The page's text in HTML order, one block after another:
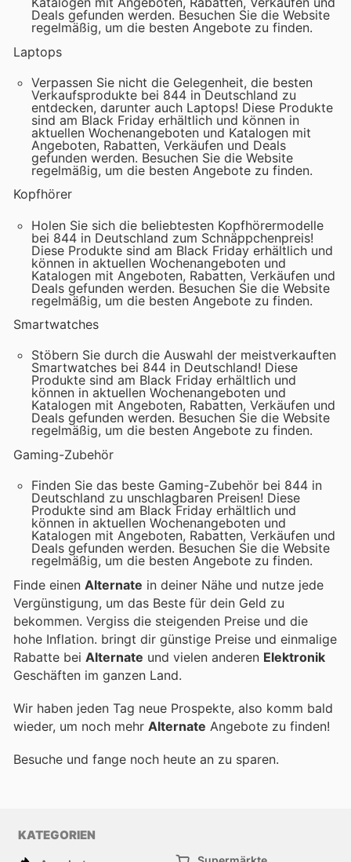
Deals gefunden werden. Besuchen Sie die Website
regelmäßig, um die besten Angebote zu finden.
Laptops
Verpassen Sie nicht die Gelegenheit, die besten
Verkaufsprodukte bei 844 in Deutschland zu
entdecken, darunter auch Laptops! Diese Produkte
sind am Black Friday erhältlich und können in
aktuellen Wochenangeboten und Katalogen mit
Angeboten, Rabatten, Verkäufen und Deals
gefunden werden. Besuchen Sie die Website
regelmäßig, um die besten Angebote zu finden.
Kopfhörer
Holen Sie sich die beliebtesten Kopfhörermodelle
bei 844 in Deutschland zum Schnäppchenpreis!
Diese Produkte sind am Black Friday erhältlich und
können in aktuellen Wochenangeboten und
Katalogen mit Angeboten, Rabatten, Verkäufen und
Deals gefunden werden. Besuchen Sie die Website
regelmäßig, um die besten Angebote zu finden.
Smartwatches
Stöbern Sie durch die Auswahl der meistverkauften
Smartwatches bei 844 in Deutschland! Diese
Produkte sind am Black Friday erhältlich und
können in aktuellen Wochenangeboten und
Katalogen mit Angeboten, Rabatten, Verkäufen und
Deals gefunden werden. Besuchen Sie die Website
regelmäßig, um die besten Angebote zu finden.
Gaming-Zubehör
Finden Sie das beste Gaming-Zubehör bei 844 in
Deutschland zu unschlagbaren Preisen! Diese
Produkte sind am Black Friday erhältlich und
können in aktuellen Wochenangeboten und
Katalogen mit Angeboten, Rabatten, Verkäufen und
Deals gefunden werden. Besuchen Sie die Website
regelmäßig, um die besten Angebote zu finden.
Finde einen Alternate in deiner Nähe und nutze jede
Vergünstigung, um das Beste für dein Geld zu
bekommen. Vergiss die steigenden Preise und die
hohe Inflation. bringt dir günstige Preise und einmalige
Rabatte bei Alternate und vielen anderen Elektronik
Geschäften im ganzen Land.
Wir haben jeden Tag neue Prospekte, also komm bald
wieder, um noch mehr Alternate Angebote zu finden!
Besuche und fange noch heute an zu sparen.
KATEGORIEN